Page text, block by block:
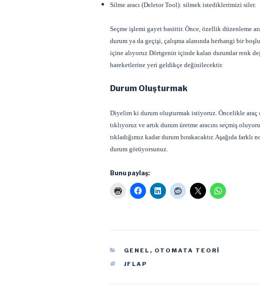
Silme aracı (Deletor Tool): silmek istediklerimizi siler.
Seçme işlemi gayet basittir. Önce, özellik düzenleme
durum ya da geçişi, çalışma alanında herhangi bir
içine alıyoruz Dörtgenin içinde kalan durumlar renk
hareketlerine yeri geldikçe değinilecektir.
Durum Oluşturmak
Diyelim ki durum oluşturmak istiyoruz. Öncelikle araç
tıklıyoruz ve artık durum üretme aracını seçmiş
tıkladığımız kadar durum bırakacaktır. Aşağıda
durum görüyorsunuz.
Bunu paylaş:
KATEGORILER
GENEL , OTOMATA TEORI
ETIKETLER
JFLAP